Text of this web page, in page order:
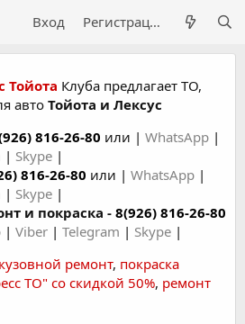
Вход Регистрация
Тойота Клуба предлагает ТО,
авто Тойота и Лексус
816-26-80 или | WhatsApp |
| Skype |
816-26-80 или | WhatsApp |
| Skype |
и покраска - 8(926) 816-26-80
| Viber | Telegram | Skype |
кузовной ремонт, покраска
ТО" со скидкой 50%, ремонт